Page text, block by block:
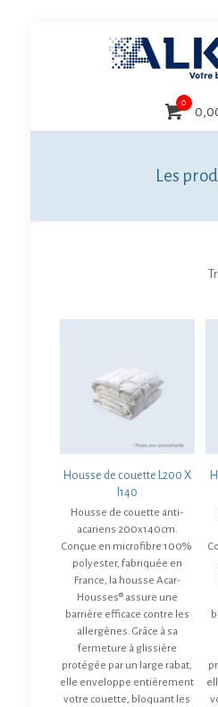
0
Les
Housse de couette L200 X
l140
Housse de couette anti-
acariens 200x140cm.
Conçue en microfibre 100%
polyester, fabriquée en
France, la housse Acar-
Housses® assure une
barrière efficace contre les
allergènes. Grâce à sa
fermeture à glissière
protégée par un large rabat,
elle enveloppe entièrement
votre couette, bloquant les